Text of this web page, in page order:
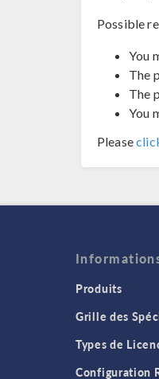
Possible
You
The
The
You
Please
Produits
Grille des
Types de
Configuration